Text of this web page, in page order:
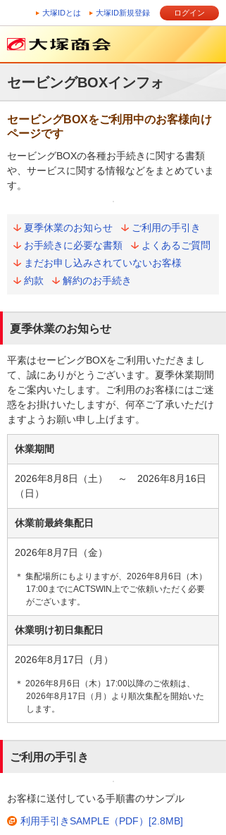
大塚IDとは 大塚ID新規登録 ログイン
セービングBOXインフォ
セービングBOXをご利用中のお客様向け
ページです
セービングBOXの各種お手続きに関する書類
や、サービスに関する情報などをまとめていま
す。
夏季休業のお知らせ
ご利用の手引き
お手続きに必要な書類
よくあるご質問
まだお申し込みされていないお客様
約款
解約のお手続き
夏季休業のお知らせ
平素はセービングBOXをご利用いただきまし
て、誠にありがとうございます。夏季休業期間
をご案内いたします。ご利用のお客様にはご迷
惑をお掛けいたしますが、何卒ご了承いただけ
ますようお願い申し上げます。
休業期間
2026年8月8日（土） ～ 2026年8月16日
（日）
休業前最終集配日
2026年8月7日（金）
＊ 集配場所にもよりますが、2026年8月6日（木）
17:00までにACTSWIN上でご依頼いただく必要
がございます。
休業明け初日集配日
2026年8月17日（月）
＊ 2026年8月6日（木）17:00以降のご依頼は、
2026年8月17日（月）より順次集配を開始いた
します。
ご利用の手引き
お客様に送付している手順書のサンプル
利用手引きSAMPLE（PDF）[2.8MB]